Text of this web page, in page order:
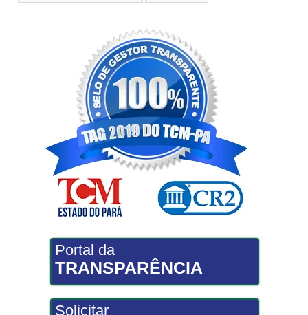
Portal da
TRANSPARÊNCIA
Solicitar